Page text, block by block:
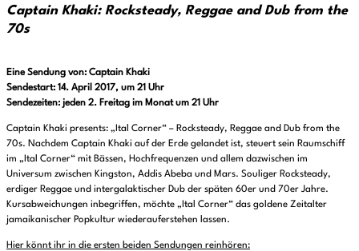
Captain Khaki: Rocksteady, Reggae and Dub from the
70s
Eine Sendung von: Captain Khaki
Sendestart: 14. April 2017, um 21 Uhr
Sendezeiten: jeden 2. Freitag im Monat um 21 Uhr
Captain Khaki presents: „Ital Corner“ – Rocksteady, Reggae and Dub from the
70s. Nachdem Captain Khaki auf der Erde gelandet ist, steuert sein Raumschiff
im „Ital Corner“ mit Bässen, Hochfrequenzen und allem dazwischen im
Universum zwischen Kingston, Addis Abeba und Mars. Souliger Rocksteady,
erdiger Reggae und intergalaktischer Dub der späten 60er und 70er Jahre.
Kursabweichungen inbegriffen, möchte „Ital Corner“ das goldene Zeitalter
jamaikanischer Popkultur wiederauferstehen lassen.
Hier könnt ihr in die ersten beiden Sendungen reinhören: